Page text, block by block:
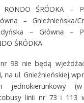
ŚRÓDKA –
– Gnieźnieńska/
– Główna –
ŚRÓDKA
98 nie będą
na ul. Gnieźnieńskiej
jednokierunkowy
linii nr 73 i 113